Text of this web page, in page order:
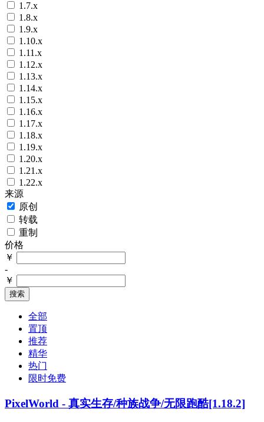
1.7.x
1.8.x
1.9.x
1.10.x
1.11.x
1.12.x
1.13.x
1.14.x
1.15.x
1.16.x
1.17.x
1.18.x
1.19.x
1.20.x
1.21.x
1.22.x
来源
原创
转载
重制
价格
￥
-
￥
搜索
全部
置顶
推荐
精华
热门
限时免费
PixelWorld - 真实生存/种族战争/无限跑酷[1.18.2]